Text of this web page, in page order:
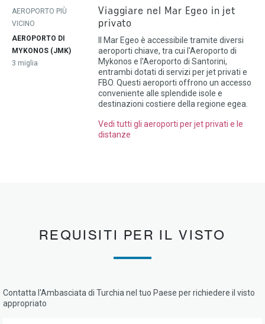
AEROPORTO PIÙ
VICINO
AEROPORTO DI
MYKONOS (JMK)
3 miglia
Viaggiare nel Mar Egeo in jet
privato
Il Mar Egeo è accessibile tramite diversi
aeroporti chiave, tra cui l'Aeroporto di
Mykonos e l'Aeroporto di Santorini,
entrambi dotati di servizi per jet privati e
FBO. Questi aeroporti offrono un accesso
conveniente alle splendide isole e
destinazioni costiere della regione egea.
Vedi tutti gli aeroporti per jet privati e le
distanze
REQUISITI PER IL VISTO
Contatta l'Ambasciata di Turchia nel tuo Paese per richiedere il visto
appropriato